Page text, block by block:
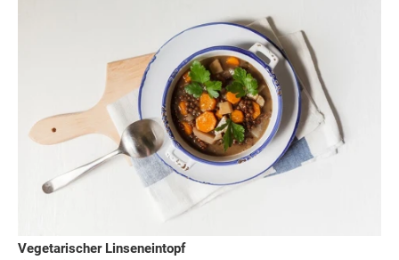
Vegetarischer Linseneintopf